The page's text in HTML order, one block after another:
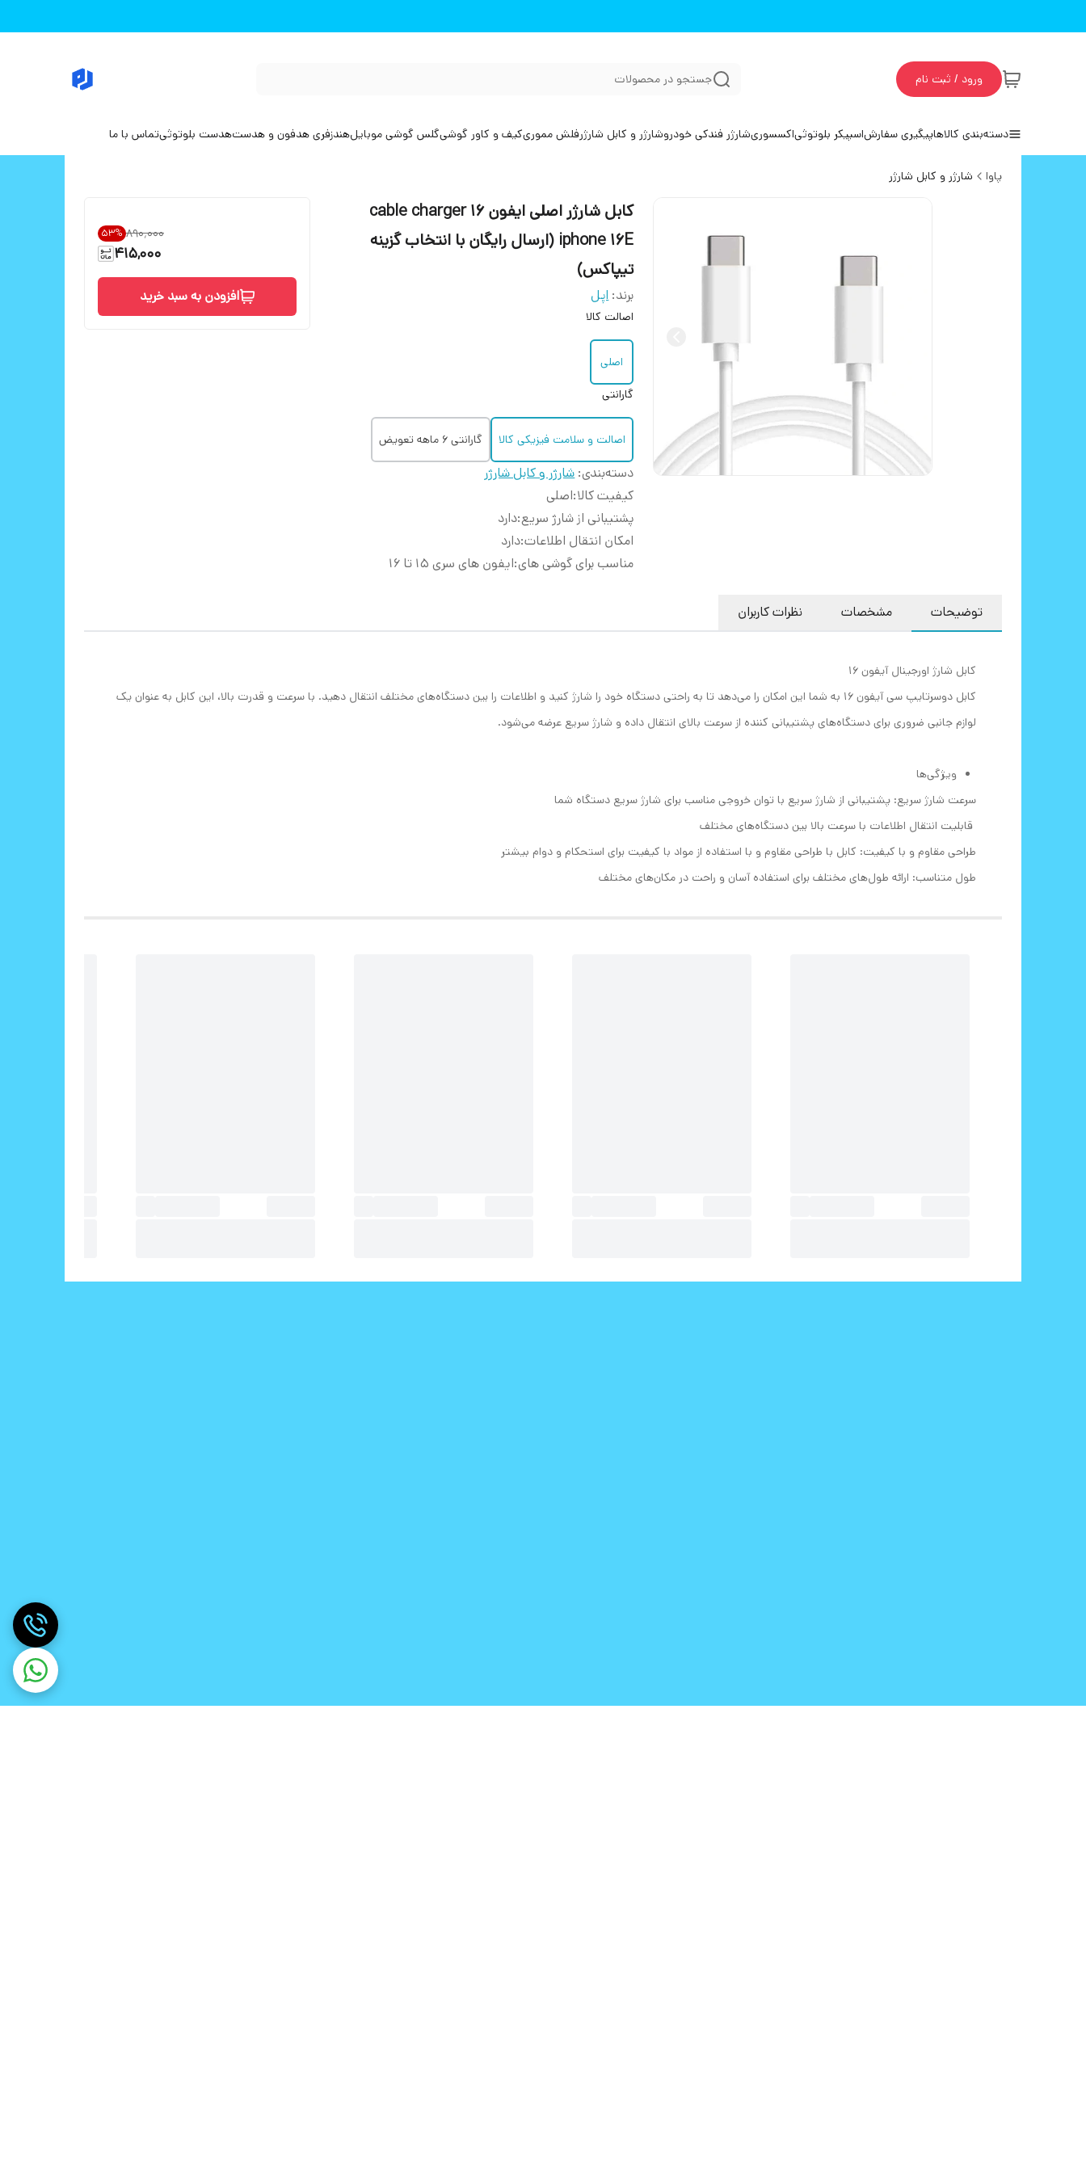
ورود / ثبت نام جستجو در محصولات
دسته‌بندی کالاهاپیگیری سفارشاسپیکر بلوتوثیاکسسوریشارژر فندکی خودروشارژر و کابل شارژرفلش مموریکیف و کاور گوشیگلس گوشی موبایلهندزفری هدفون و هدستهدست بلوتوثیتماس با ما
پاوا شارژر و کابل شارژر
کابل شارژر اصلی ایفون 16 cable charger
iphone 16E (ارسال رایگان با انتخاب گزینه
تیپاکس)
برند: اپل
اصالت کالا
اصلی
گارانتی
اصالت و سلامت فیزیکی کالا گارانتی 6 ماهه تعویض
دسته‌بندی:شارژر و کابل شارژر
کیفیت کالا:اصلی
پشتیبانی از شارژ سریع:دارد
امکان انتقال اطلاعات:دارد
مناسب برای گوشی های:ایفون های سری 15 تا 16
۸۹۰٬۰۰۰ 53%
415,000
افزودن به سبد خرید
توضیحات مشخصات نظرات کاربران
کابل شارژ اورجینال آیفون 16
کابل دوسرتایپ سی آیفون 16 به شما این امکان را می‌دهد تا به راحتی دستگاه خود را شارژ کنید و اطلاعات را بین دستگاه‌های مختلف انتقال دهید. با سرعت و قدرت بالا، این کابل به عنوان یک
لوازم جانبی ضروری برای دستگاه‌های پشتیبانی کننده از سرعت بالای انتقال داده و شارژ سریع عرضه می‌شود.
ویژگی‌ها
سرعت شارژ سریع: پشتیبانی از شارژ سریع با توان خروجی مناسب برای شارژ سریع دستگاه شما
قابلیت انتقال اطلاعات با سرعت بالا بین دستگاه‌های مختلف
طراحی مقاوم و با کیفیت: کابل با طراحی مقاوم و با استفاده از مواد با کیفیت برای استحکام و دوام بیشتر
طول متناسب: ارائه طول‌های مختلف برای استفاده آسان و راحت در مکان‌های مختلف